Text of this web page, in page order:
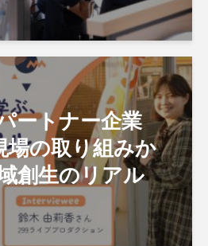
ートナー企業
場の取り組みか
創生のリアル